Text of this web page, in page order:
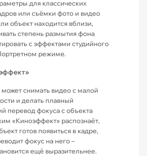
для классических
или съёмки фото и видео
объект находится вблизи,
степень размытия фона
с эффектами студийного
режиме.
снимать видео с малой
и делать плавный
перевод фокуса с объекта
«Киноэффект» распознаёт,
готов появиться в кадре,
фокус на него –
ещё вырази­тельнее.